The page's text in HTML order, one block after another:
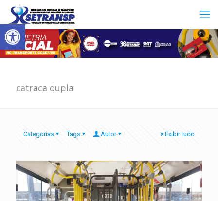
Abrir a barra de ferramentas
catraca dupla
Categorias Tags Autor Exibir tudo